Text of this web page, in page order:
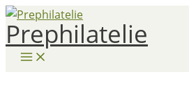
Zum
Inhalt
springen
Prephilatelie